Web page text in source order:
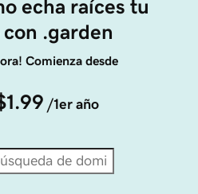
echa raíces tu
.garden
Comienza desde
/1er año